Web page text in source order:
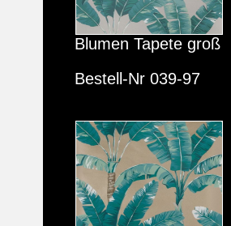
Blumen Tapete groß
Bestell-Nr 039-97